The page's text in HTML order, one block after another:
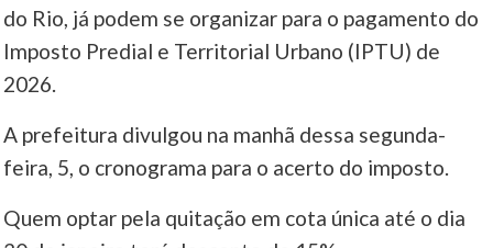
do Rio, já podem se organizar para o pagamento do
Imposto Predial e Territorial Urbano (IPTU) de
2026.
A prefeitura divulgou na manhã dessa segunda-
feira, 5, o cronograma para o acerto do imposto.
Quem optar pela quitação em cota única até o dia